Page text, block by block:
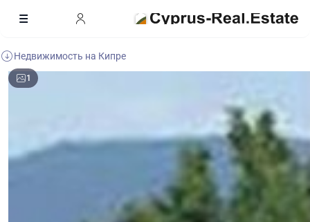
Недвижимость на Кипре
1